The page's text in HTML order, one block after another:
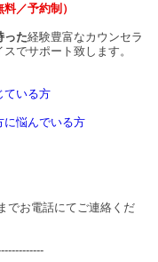
／予約制）
った経験豊富なカウンセラ
でサポート致します。
ている方
悩んでいる方
までお電話にてご連絡くだ